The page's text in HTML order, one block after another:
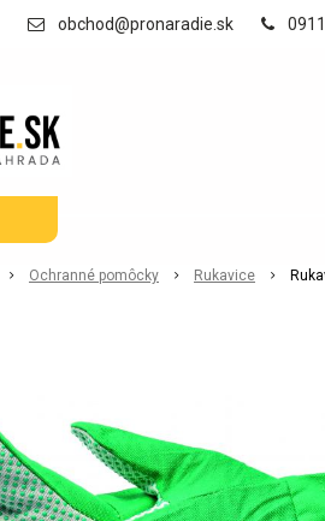
obchod@pronaradie.sk
Ochranné pomôcky Rukavice